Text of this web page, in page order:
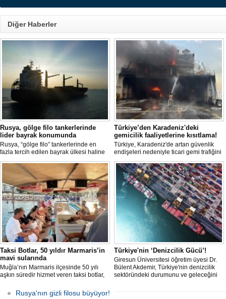
Diğer Haberler
Rusya, gölge filo tankerlerinde
lider bayrak konumunda
Rusya, “gölge filo” tankerlerinde en
fazla tercih edilen bayrak ülkesi haline
geldi. Yaptırım baskısının artmasıyla
birlikte çok sayıda tanker Rus bayrağına
geçerken, bu durum küresel denizcilik
yaptırımlarının uygulanması açısından
yeni bir tablo ortaya koyuyor.
Türkiye’den Karadeniz'deki
gemicilik faaliyetlerine kısıtlama!
Türkiye, Karadeniz'de artan güvenlik
endişeleri nedeniyle ticari gemi trafiğini
kısıtlamaya başladı. Bu durum,
bölgedeki gıda güvenliğini tehdit ediyor.
Taksi Botlar, 50 yıldır Marmaris’in
mavi sularında
Muğla’nın Marmaris ilçesinde 50 yılı
aşkın süredir hizmet veren taksi botlar,
amacıyla kullanılmaya devam ediyor.
Türkiye'nin ‘Denizcilik Gücü’!
Giresun Üniversitesi öğretim üyesi Dr.
Bülent Akdemir, Türkiye'nin denizcilik
sektöründeki durumunu ve geleceğini
Rusya'nın gizli filosu büyüyor!